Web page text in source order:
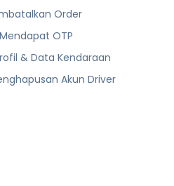
Order
OTP
& Data Kendaraan
Akun Driver